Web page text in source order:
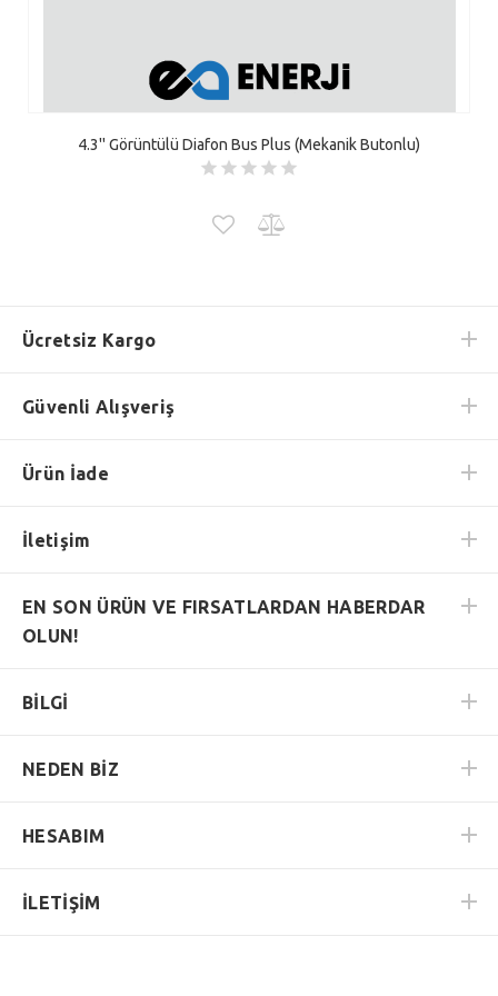
4.3'' Görüntülü Diafon Bus Plus (Mekanik Butonlu)
Ücretsiz Kargo
Güvenli Alışveriş
Ürün İade
İletişim
EN SON ÜRÜN VE FIRSATLARDAN HABERDAR
OLUN!
BİLGİ
NEDEN BİZ
HESABIM
İLETİŞİM